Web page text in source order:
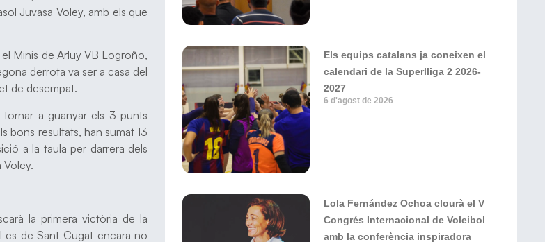
Juvasa Voley, amb els que
Minis de Arluy VB Logroño,
derrota va ser a casa del
de desempat.
a guanyar els 3 punts
bons resultats, han sumat 13
a la taula per darrera dels
Voley.
la primera victòria de la
de Sant Cugat encara no
Els equips catalans ja coneixen el
calendari de la Superlliga 2 2026-
2027
6 d'agost de 2026
Lola Fernández Ochoa clourà el V
Congrés Internacional de Voleibol
amb la conferència inspiradora